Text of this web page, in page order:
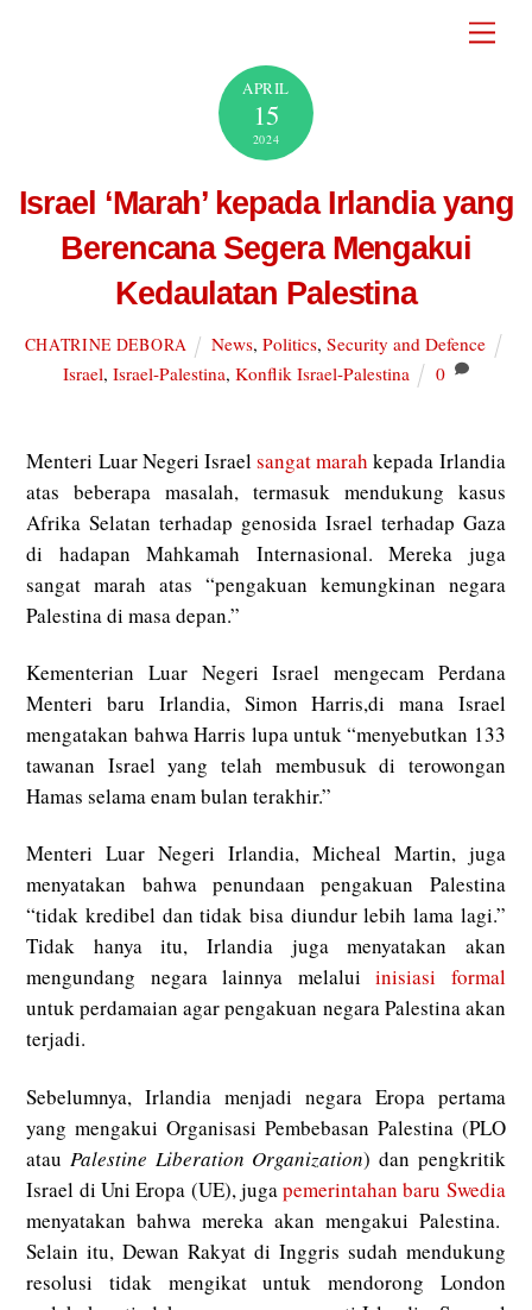
APRIL
15
2024
Israel ‘Marah’ kepada Irlandia yang
Berencana Segera Mengakui
Kedaulatan Palestina
CHATRINE DEBORA News,Politics,Security and Defence
Israel, Israel-Palestina, Konflik Israel-Palestina 0
Menteri Luar Negeri Israelsangat marah kepada Irlandia
atas beberapa masalah, termasuk mendukung kasus
Afrika Selatan terhadap genosida Israel terhadap Gaza
di hadapan Mahkamah Internasional. Mereka juga
sangat marah atas “pengakuan kemungkinan negara
Palestina di masa depan.”
Kementerian Luar Negeri Israel mengecam Perdana
Menteri baru Irlandia, Simon Harris,di mana Israel
mengatakan bahwa Harris lupa untuk “menyebutkan 133
tawanan Israel yang telah membusuk di terowongan
Hamas selama enam bulan terakhir.”
Menteri Luar Negeri Irlandia, Micheal Martin, juga
menyatakan bahwa penundaan pengakuan Palestina
“tidak kredibel dan tidak bisa diundur lebih lama lagi.”
Tidak hanya itu, Irlandia juga menyatakan akan
mengundang negara lainnya melaluiinisiasi formal
untuk perdamaian agar pengakuan negara Palestina akan
terjadi.
Sebelumnya, Irlandia menjadi negara Eropa pertama
yang mengakui Organisasi Pembebasan Palestina (PLO
atau Palestine Liberation Organization) dan pengkritik
Israel di Uni Eropa (UE), jugapemerintahan baru Swedia
menyatakan bahwa mereka akan mengakui Palestina.
Selain itu, Dewan Rakyat di Inggris sudah mendukung
resolusi tidak mengikat untuk mendorong London